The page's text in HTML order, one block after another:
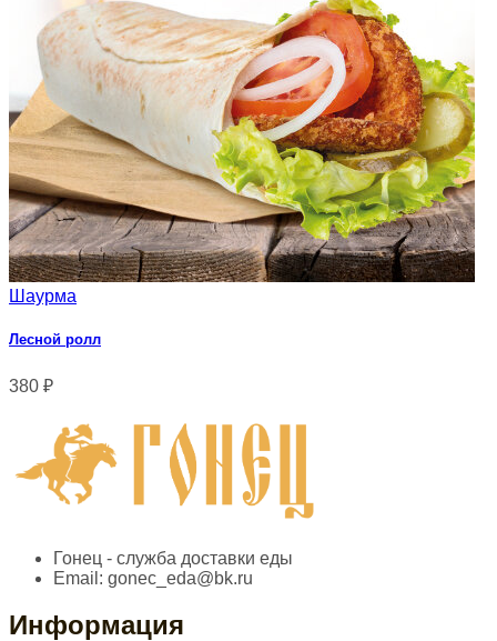
Шаурма
Лесной ролл
380 ₽
Гонец - служба доставки еды
Email: gonec_eda@bk.ru
Информация